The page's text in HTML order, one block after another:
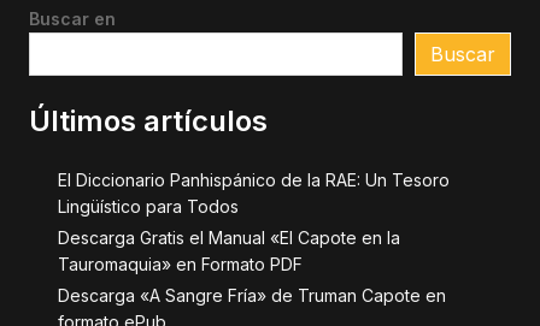
Buscar en
Buscar
Últimos artículos
El Diccionario Panhispánico de la RAE: Un Tesoro
Lingüístico para Todos
Descarga Gratis el Manual «El Capote en la
Tauromaquia» en Formato PDF
Descarga «A Sangre Fría» de Truman Capote en
formato ePub